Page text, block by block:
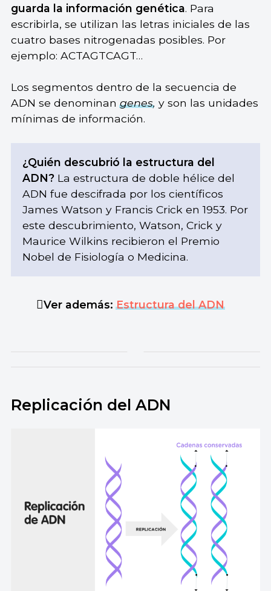
guarda la información genética. Para
escribirla, se utilizan las letras iniciales de las
cuatro bases nitrogenadas posibles. Por
ejemplo: ACTAGTCAGT…
Los segmentos dentro de la secuencia de
ADN se denominangenes, y son las unidades
mínimas de información.
¿Quién descubrió la estructura del
ADN? La estructura de doble hélice del
ADN fue descifrada por los científicos
James Watson y Francis Crick en 1953. Por
este descubrimiento, Watson, Crick y
Maurice Wilkins recibieron el Premio
Nobel de Fisiología o Medicina.
Ver además:Estructura del ADN
Replicación del ADN